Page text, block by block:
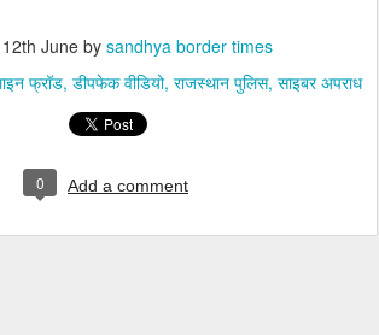
12th June by sandhya border times
फ्रॉड डीपफेक वीडियो राजस्थान पुलिस साइबर अपराध
0 Add a comment